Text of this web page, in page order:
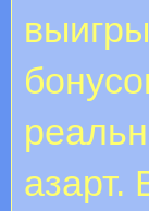
азарт.